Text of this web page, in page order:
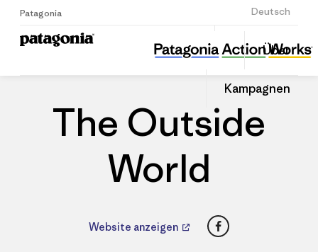
Patagonia Deutsch
Anmelden
Über
Kampagnen
The Outside World
Diesen
Beitrag
Auf
teilen
The Outside
World
Website anzeigen Facebook